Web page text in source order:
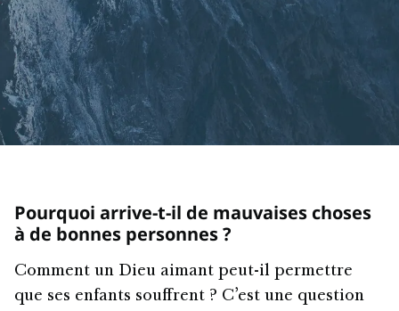
Pourquoi arrive-t-il de mauvaises choses
à de bonnes personnes ?
Comment un Dieu aimant peut-il permettre
que ses enfants souffrent ? C’est une question